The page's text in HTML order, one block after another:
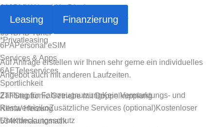
610BMW Head-Up Display
6U3BMW Live Cockpit Professional *
654DAB Tuner
6PAPersonal eSIM
Services & Apps
6AETeleservices
Sportlichkeit
2TFSteptronic Getriebe mit Doppelkupplung
Klima/ Heizung
534Klimaautomatik
Leasing Finanzierung
*Privatleasing
Auf Anfrage erstellen wir Ihnen sehr gerne ein individuelles
Angebot auch mit anderen Laufzeiten.
Zahlung für FahrzeugnutzungKein Vermarktungs- und
RestwertrisikoZusätzliche Services (optional)Kostenloser
Unterdeckungsschutz